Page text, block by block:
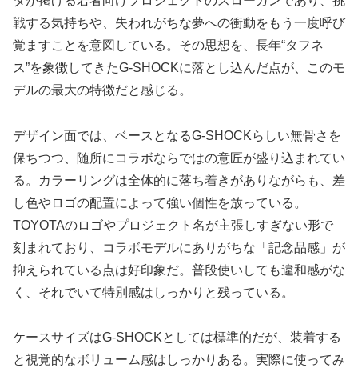
戦する気持ちや、失われがちな夢への衝動をもう一度呼び
覚ますことを意図している。その思想を、長年“タフネ
ス”を象徴してきたG-SHOCKに落とし込んだ点が、このモ
デルの最大の特徴だと感じる。
デザイン面では、ベースとなるG-SHOCKらしい無骨さを
保ちつつ、随所にコラボならではの意匠が盛り込まれてい
る。カラーリングは全体的に落ち着きがありながらも、差
し色やロゴの配置によって強い個性を放っている。
TOYOTAのロゴやプロジェクト名が主張しすぎない形で
刻まれており、コラボモデルにありがちな「記念品感」が
抑えられている点は好印象だ。普段使いしても違和感がな
く、それでいて特別感はしっかりと残っている。
ケースサイズはG-SHOCKとしては標準的だが、装着する
と視覚的なボリューム感はしっかりある。実際に使ってみ